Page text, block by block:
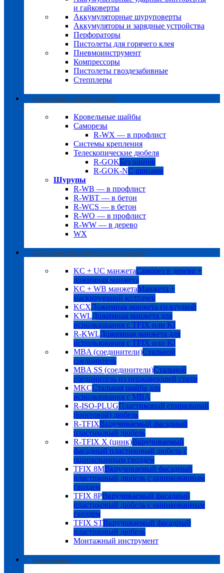
и гайковерты
Аккумуляторные шуруповерты
Аккумуляторы и зарядные устройства
Перфораторы
Пистолеты для горячего клея
Пневмоинструмент
Компрессоры
Пистолеты гвоздезабивные
Степплеры
Крепление плоской кровли
Кровельные шайбы
Саморезы
R-WX — в профлист
Системы крепления
Телескопические дюбеля
R-GOKБез шипов
R-GOK-NС шипами
Шурупы
R-WB — в профлист
R-WBT — в бетон
R-WCS — в бетон
R-WO — в профлист
R-WW — в дерево
WX
Крепление фасадной теплоизоляции
KC + UC манжетаСаморез в дерево +
дожимная манжета
KC + WB манжетаМанжета +
маскирующий колпачек
KCXДожимная манжета со втулкой
KWLДожимная манжета для
использования с TFIX или KI
R-KWLДожимная манжета для
использования с TFIX или KI
MBA (соединители)Стальной
соединитель
MBA SS (соединители)Стальной
соединитель из нержавеющей стали
MKCСтальная шайба для
использования с MBA
R-ISO-PLUGПластиковый спиральный
(винтовой) дюбель
R-TFIXВкручиваемый фасадный
пластиковый дюбель
R-TFIX X (цинк)Вкручиваемый
фасадный пластиковый дюбель с
оцинкованным гвоздем
TFIX 8MВкручиваемый фасадный
пластиковый дюбель с оцинкованным
гвоздем
TFIX 8PВкручиваемый фасадный
пластиковый дюбель с оцинкованным
гвоздем
TFIX STВкручиваемый фасадный
пластиковый дюбель
Монтажный инструмент
Расходники